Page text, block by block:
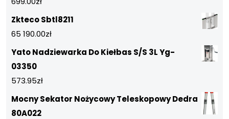
Zkteco Sbtl8211
65 190.00zł
Yato Nadziewarka Do Kiełbas S/S 3L Yg-
03350
573.95zł
Mocny Sekator Nożycowy Teleskopowy Dedra
80A022